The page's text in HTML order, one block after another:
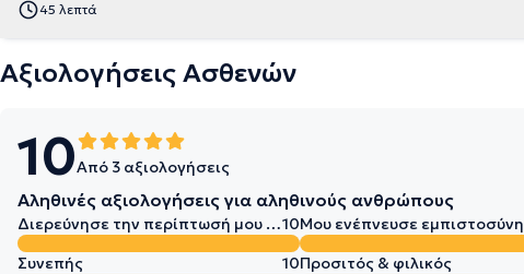
45 λεπτά
Αξιολογήσεις Ασθενών
10Από 3 αξιολογήσεις
Αληθινές αξιολογήσεις για αληθινούς ανθρώπους
Διερεύνησε την περίπτωσή μου σε βάθος10Μου ενέπνευσε εμπιστοσύνη
Συνεπής
10Προσιτός & φιλικός